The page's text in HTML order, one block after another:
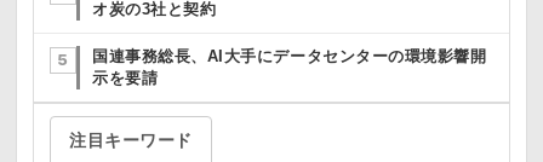
オ炭の3社と契約
国連事務総長、AI大手にデータセンターの環境影響開
示を要請
注目キーワード